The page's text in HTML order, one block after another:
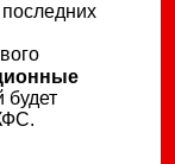
будет